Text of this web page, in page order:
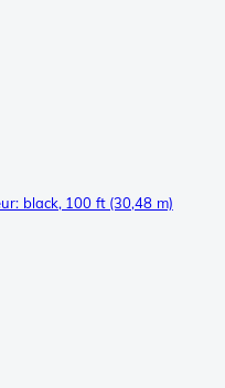
black, 100 ft (30,48 m)